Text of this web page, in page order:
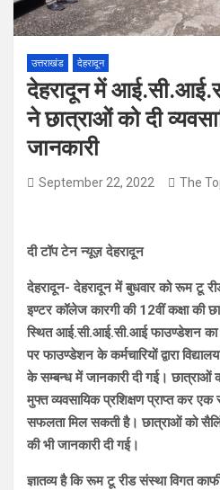
उत्तराखंड देहरादून
देहरादून में
ने छात्राओं को दी
जानकारी
September 22, 2022 The
दी टॉप टेन न्यूज़ देहरादून
देहरादून- देहरादून में बुधवार को रूम टू रीड
इण्टर कॉलेज कारगी की 12वीं कक्षा की
स्थित आई.सी.आई.सी.आई फाउण्डेशन
पर फाउण्डेशन के कर्मचारियों द्वारा
के सम्बन्ध में जानकारी दी गई। छात्राओं
मुफ्त व्यवसायिक प्रशिक्षण प्राप्त कर
सफलता मिल सकती है। छात्राओं को
की भी जानकारी दी गई।
ज्ञातव्य है कि रूम टू रीड संस्था विगत